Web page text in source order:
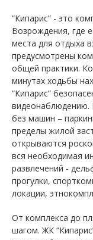
“Кипарис” - это
Возрождения, где
места для отдыха
предусмотрены
общей практики.
минутах ходьбы
“Кипарис”
видеонаблюдению.
без машин –
пределы жилой
открываются
вся необходимая
развлечений -
прогулки,
локации,
От комплекса до
шагом. ЖК